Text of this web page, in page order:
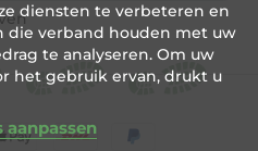
diensten te verbeteren en
die verband houden met uw
te analyseren. Om uw
het gebruik ervan, drukt u
aanpassen